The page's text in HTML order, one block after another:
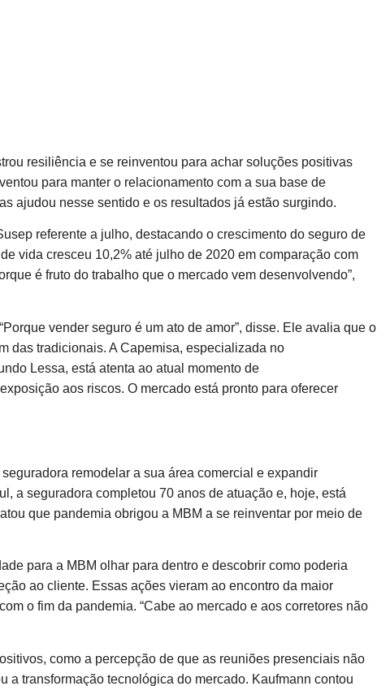
resiliência e se reinventou para achar soluções positivas
para manter o relacionamento com a sua base de
ajudou nesse sentido e os resultados já estão surgindo.
referente a julho, destacando o crescimento do seguro de
vida cresceu 10,2% até julho de 2020 em comparação com
é fruto do trabalho que o mercado vem desenvolvendo”,
vender seguro é um ato de amor”, disse. Ele avalia que o
das tradicionais. A Capemisa, especializada no
Lessa, está atenta ao atual momento de
aos riscos. O mercado está pronto para oferecer
remodelar a sua área comercial e expandir
a seguradora completou 70 anos de atuação e, hoje, está
que pandemia obrigou a MBM a se reinventar por meio de
para a MBM olhar para dentro e descobrir como poderia
ao cliente. Essas ações vieram ao encontro da maior
o fim da pandemia. “Cabe ao mercado e aos corretores não
como a percepção de que as reuniões presenciais não
transformação tecnológica do mercado. Kaufmann contou